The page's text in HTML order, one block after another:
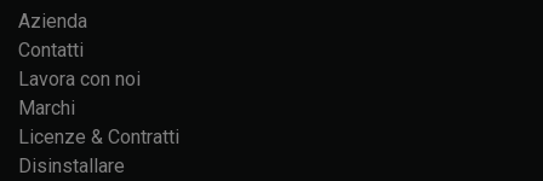
Azienda
Contatti
Lavora con noi
Marchi
Licenze & Contratti
Disinstallare